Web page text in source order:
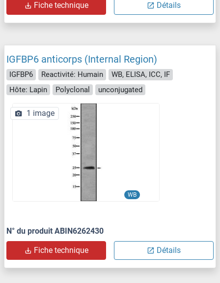
Fiche technique Détails
IGFBP6 anticorps (Internal Region)
IGFBP6 Reactivité: Humain
WB, ELISA, ICC, IF
Hôte: Lapin
Polyclonal unconjugated
WB
1 image
N° du produit ABIN6262430
Fiche technique Détails